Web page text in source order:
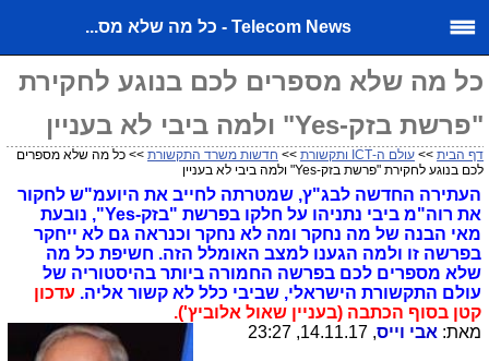
Telecom News - כל מה שלא מס...
כל מה שלא מספרים לכם בנוגע לחקירת
"פרשת בזק-Yes" ולמה ביבי לא בעניין
דף הבית >> עולם ה-ICT ותקשורת >> חדשות משרד התקשורת >> כל מה שלא מספרים
לכם בנוגע לחקירת "פרשת בזק-Yes" ולמה ביבי לא בעניין
העתירה החדשה לבג"ץ, שמטרתה לחייב את היועמ"ש לחקור
את רוה"מ ביבי נתניהו על חלקו בפרשת "בזק-Yes", נובעת
מאי הבנה של מה נחקר ומה לא נחקר וכנראה גם לא ייחקר
בפרשה זו ולמה הגענו למצב האומלל הזה. חשיפת כל מה
שלא מספרים לכם בפרשה החמורה ביותר בהיסטוריה של
עולם התקשורת הישראלי, שביבי כלל לא קשור אליה. עדכון
קטן בסוף הכתבה (בעניין שאול אלוביץ').
מאת: אבי וייס, 14.11.17, 23:27